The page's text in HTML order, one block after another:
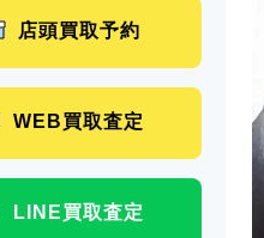
店頭買取予約
WEB買取査定
LINE買取査定